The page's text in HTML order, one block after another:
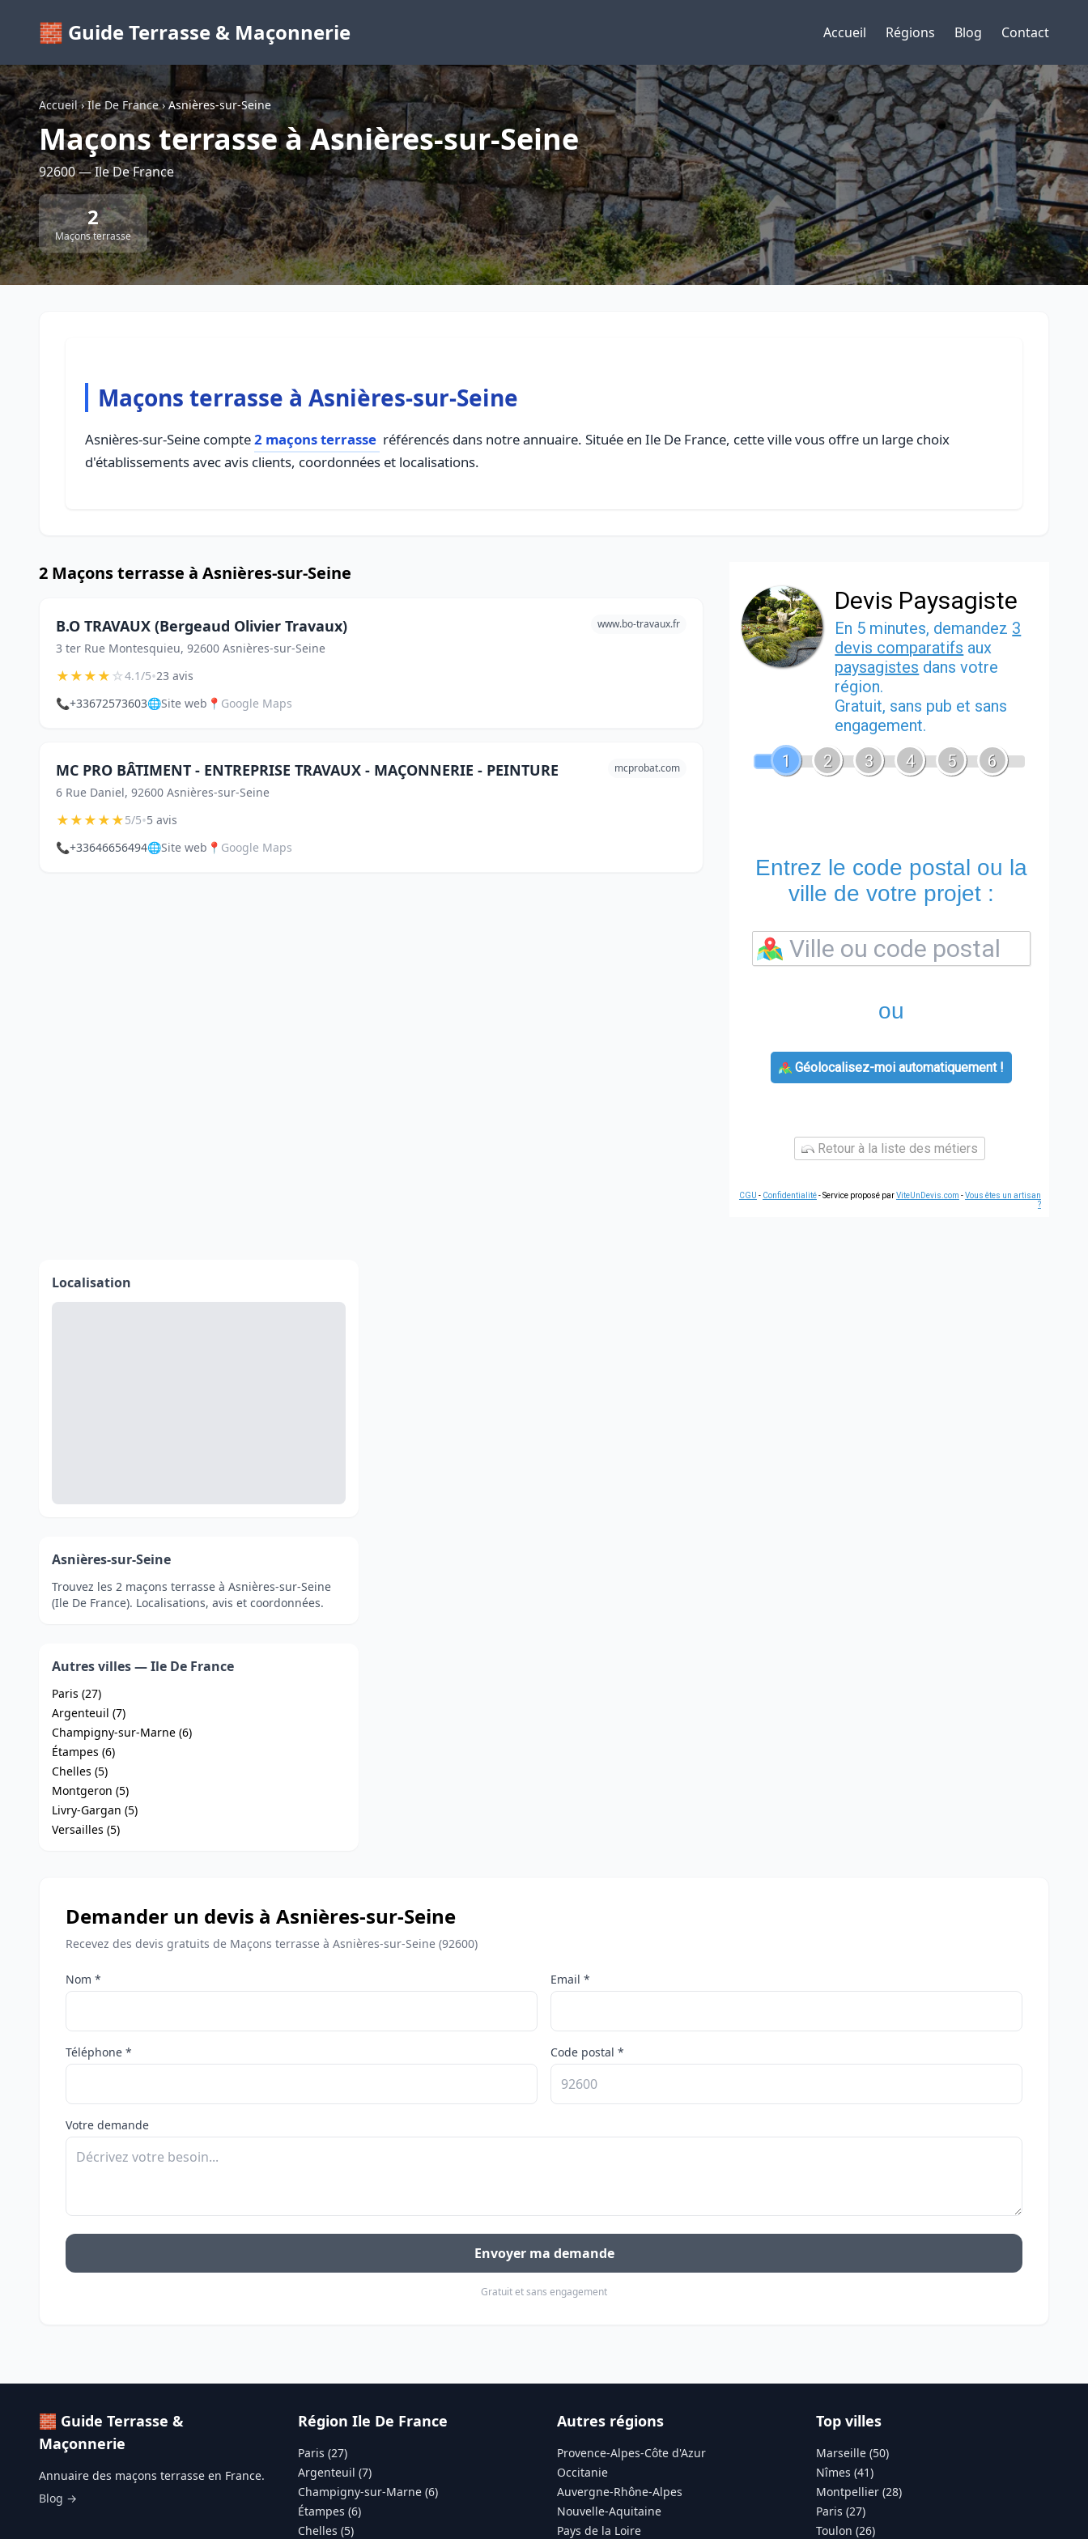
🧱 Guide Terrasse & Maçonnerie Accueil Régions Blog Contact
Accueil›Ile De France›Asnières-sur-Seine
Maçons terrasse à Asnières-sur-Seine
92600 — Ile De France
2
Maçons terrasse
Maçons terrasse à Asnières-sur-Seine
Asnières-sur-Seine compte2 maçons terrasse référencés dans notre annuaire. Située en Ile De France, cette ville vous offre un large choix
d'établissements avec avis clients, coordonnées et localisations.
2 Maçons terrasse à Asnières-sur-Seine
B.O TRAVAUX (Bergeaud Olivier Travaux)
3 ter Rue Montesquieu, 92600 Asnières-sur-Seine
www.bo-travaux.fr
★★★★☆4.1/5•23 avis
📞+33672573603🌐Site web 📍 Google Maps
MC PRO BÂTIMENT - ENTREPRISE TRAVAUX - MAÇONNERIE - PEINTURE
6 Rue Daniel, 92600 Asnières-sur-Seine
mcprobat.com
★★★★★5/5•5 avis
📞+33646656494🌐Site web 📍 Google Maps
Devis Paysagiste
En 5 minutes, demandez 3
devis comparatifs aux
paysagistes dans votre
région.
Gratuit, sans pub et sans
engagement.
1
2 3 4 5 6
Entrez le code postal ou la
ville de votre projet :
ou
Géolocalisez-moi automatiquement !
Retour à la liste des métiers
CGU - Confidentialité- Service proposé parViteUnDevis.com -Vous êtes un artisan
?
Localisation
Asnières-sur-Seine
Trouvez les 2 maçons terrasse à Asnières-sur-Seine
(Ile De France). Localisations, avis et coordonnées.
Autres villes — Ile De France
Paris (27)
Argenteuil (7)
Champigny-sur-Marne (6)
Étampes (6)
Chelles (5)
Montgeron (5)
Livry-Gargan (5)
Versailles (5)
Demander un devis à Asnières-sur-Seine
Recevez des devis gratuits de Maçons terrasse à Asnières-sur-Seine (92600)
Nom * Email *
Téléphone * Code postal *
Votre demande
Envoyer ma demande
Gratuit et sans engagement
🧱 Guide Terrasse &
Maçonnerie
Annuaire des maçons terrasse en France.
Blog →
Région Ile De France
Paris (27)
Argenteuil (7)
Champigny-sur-Marne (6)
Étampes (6)
Chelles (5)
Autres régions
Provence-Alpes-Côte d'Azur
Occitanie
Auvergne-Rhône-Alpes
Nouvelle-Aquitaine
Pays de la Loire
Top villes
Marseille (50)
Nîmes (41)
Montpellier (28)
Paris (27)
Toulon (26)